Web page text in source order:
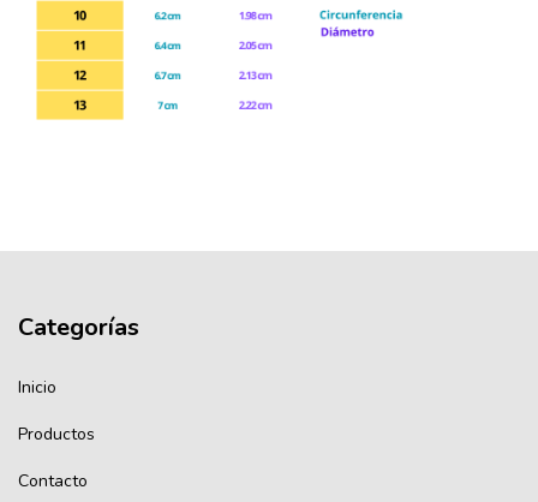
Categorías
Inicio
Productos
Contacto